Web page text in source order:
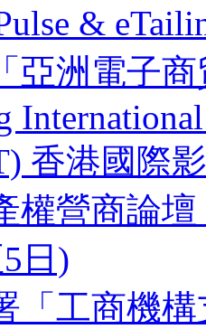
&
亞洲電子商
香港國際
權營商論壇
日)
「工商機